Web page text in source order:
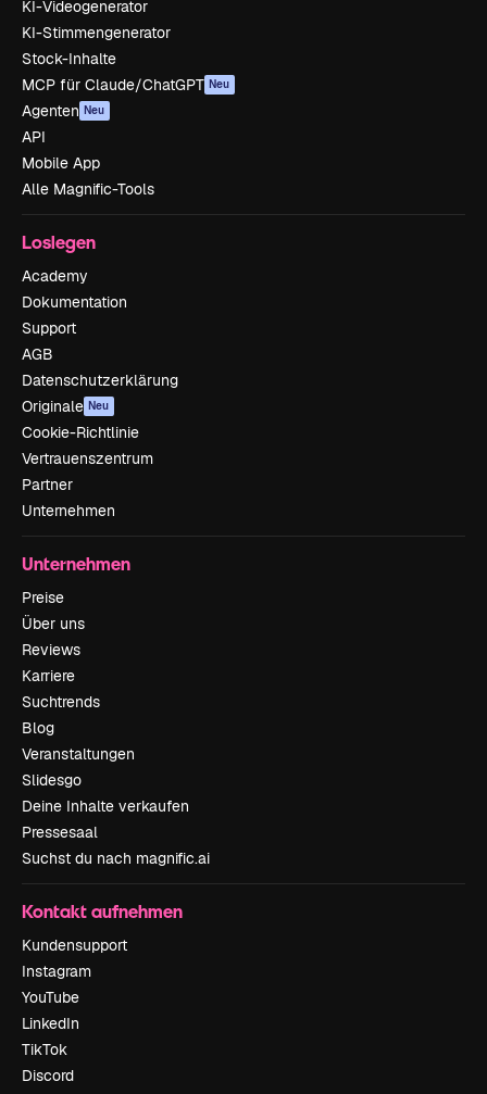
KI-Videogenerator
KI-Stimmengenerator
Stock-Inhalte
MCP für Claude/ChatGPT Neu
Agenten Neu
API
Mobile App
Alle Magnific-Tools
Loslegen
Academy
Dokumentation
Support
AGB
Datenschutzerklärung
Originale Neu
Cookie-Richtlinie
Vertrauenszentrum
Partner
Unternehmen
Unternehmen
Preise
Über uns
Reviews
Karriere
Suchtrends
Blog
Veranstaltungen
Slidesgo
Deine Inhalte verkaufen
Pressesaal
Suchst du nach magnific.ai
Kontakt aufnehmen
Kundensupport
Instagram
YouTube
LinkedIn
TikTok
Discord